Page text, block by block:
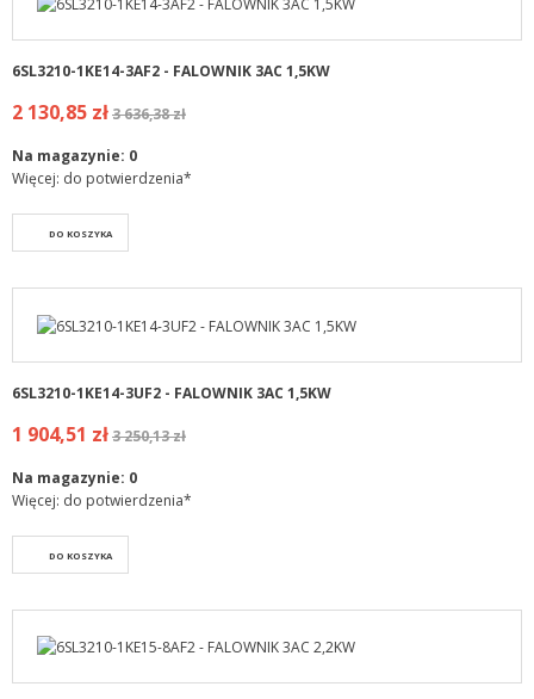
6SL3210-1KE14-3AF2 - FALOWNIK 3AC 1,5KW
2 130,85 zł3 636,38 zł
Na magazynie: 0
Więcej: do potwierdzenia*
DO KOSZYKA
6SL3210-1KE14-3UF2 - FALOWNIK 3AC 1,5KW
1 904,51 zł3 250,13 zł
Na magazynie: 0
Więcej: do potwierdzenia*
DO KOSZYKA